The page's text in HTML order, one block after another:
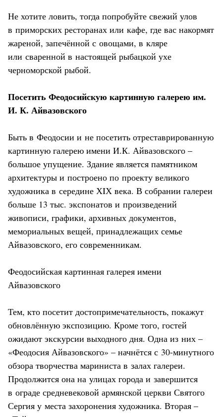
Не хотите ловить, тогда попробуйте свежий улов
в приморских ресторанах или кафе, где вас накормят
жареной, запечённой с овощами, в кляре
или сваренной в настоящей рыбацкой ухе
черноморской рыбой.
Посетить Феодосийскую картинную галерею им.
И. К. Айвазовского
Быть в Феодосии и не посетить отреставрированную
картинную галерею имени И.К. Айвазовского –
большое упущение. Здание является памятником
архитектуры и построено по проекту великого
художника в середине ХIХ века. В собрании галереи
больше 13 тыс. экспонатов и произведений
живописи, графики, архивных документов,
мемориальных вещей, принадлежащих семье
Айвазовского, его современникам.
Феодосийская картинная галерея имени
Айвазовского
Тем, кто посетит достопримечательность, покажут
обновлённую экспозицию. Кроме того, гостей
ожидают экскурсии выходного дня. Одна из них –
«Феодосия Айвазовского» – начнётся с 30-минутного
обзора творчества мариниста в залах галереи.
Продолжится она на улицах города и завершится
в ограде средневековой армянской церкви Святого
Сергия у места захоронения художника. Вторая –